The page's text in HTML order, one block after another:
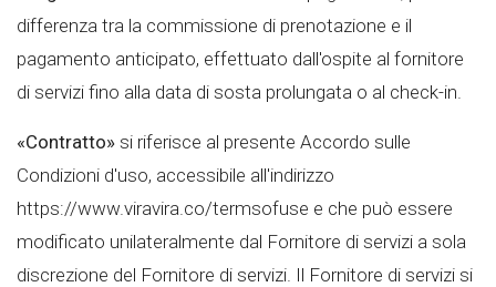
differenza tra la commissione di prenotazione e il
pagamento anticipato, effettuato dall'ospite al fornitore
di servizi fino alla data di sosta prolungata o al check-in.
«Contratto» si riferisce al presente Accordo sulle
Condizioni d'uso, accessibile all'indirizzo
https://www.viravira.co/termsofuse e che può essere
modificato unilateralmente dal Fornitore di servizi a sola
discrezione del Fornitore di servizi. Il Fornitore di servizi si